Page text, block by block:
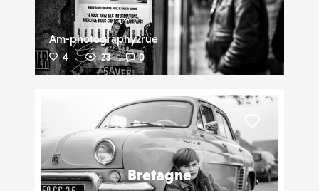
Am-photography2rue
4 23 0
Bretagne